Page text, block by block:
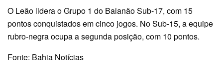
O Leão lidera o Grupo 1 do Baianão Sub-17, com 15
pontos conquistados em cinco jogos. No Sub-15, a equipe
rubro-negra ocupa a segunda posição, com 10 pontos.
Fonte: Bahia Notícias